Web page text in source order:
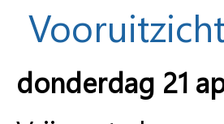
donderdag 21